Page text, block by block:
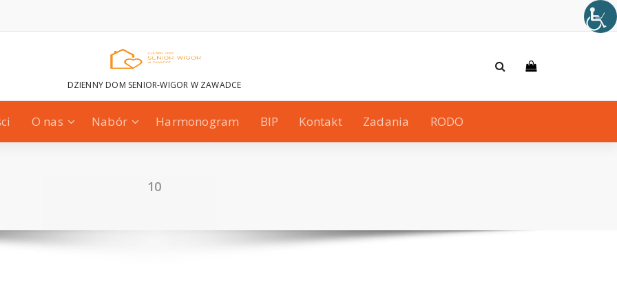
DZIENNY DOM SENIOR-WIGOR W ZAWADCE
O nas Nabór Harmonogram BIP Kontakt Zadania RODO
10